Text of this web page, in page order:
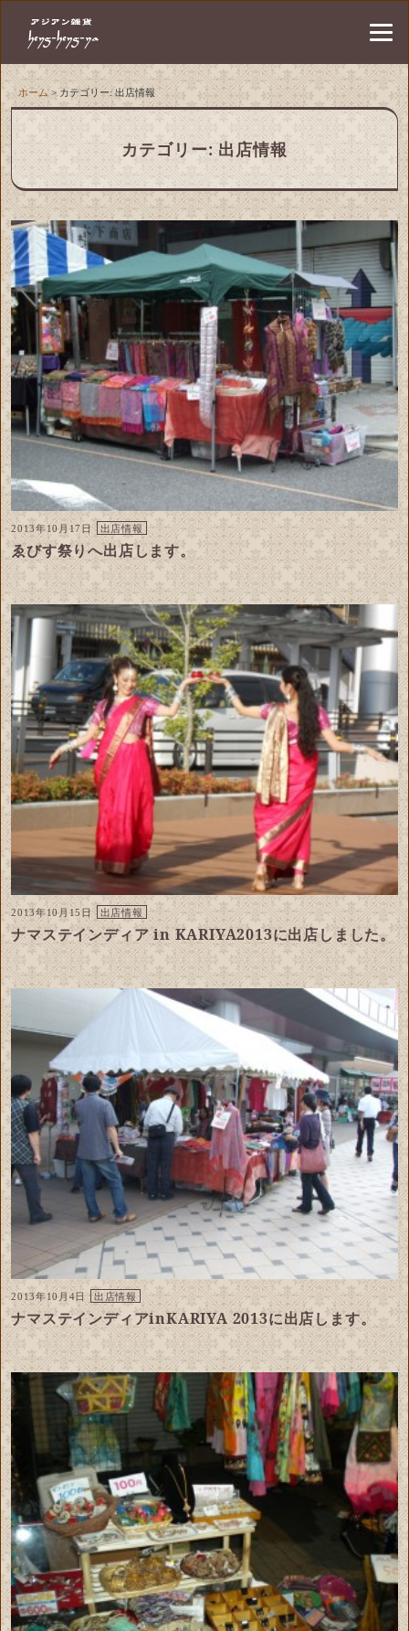
ホーム> カテゴリー: 出店情報
カテゴリー: 出店情報
2013年10月17日 出店情報
ゑびす祭りへ出店します。
2013年10月15日 出店情報
ナマステインディア in KARIYA2013に出店しました。
2013年10月4日 出店情報
ナマステインディアinKARIYA 2013に出店します。